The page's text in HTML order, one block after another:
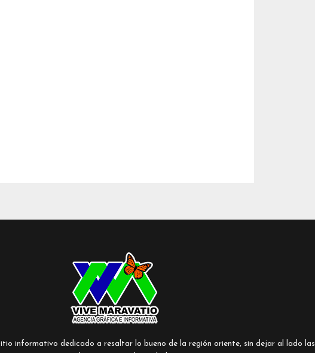
informativo dedicado a resaltar lo bueno de la región oriente, sin dejar al lado las